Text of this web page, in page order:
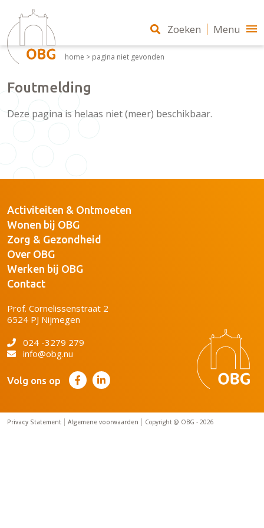
home > pagina niet gevonden
Foutmelding
Deze pagina is helaas niet (meer) beschikbaar.
Activiteiten & Ontmoeten
Wonen bij OBG
Zorg & Gezondheid
Over OBG
Werken bij OBG
Contact
Prof. Cornelissenstraat 2
6524 PJ Nijmegen
024 -3279 279
info@obg.nu
Volg ons op
Privacy Statement Algemene voorwaarden Copyright @ OBG - 2026
Zoeken Menu